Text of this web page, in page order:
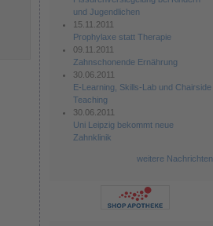
und Jugendlichen
15.11.2011
Prophylaxe statt Therapie
09.11.2011
Zahnschonende Ernährung
30.06.2011
E-Learning, Skills-Lab und Chairside
Teaching
30.06.2011
Uni Leipzig bekommt neue
Zahnklinik
weitere Nachrichten